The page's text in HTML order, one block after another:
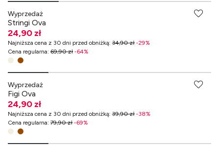
Wyprzedaż
Stringi Ova
24,90 zł
Najniższa cena z 30 dni przed obniżką: 34,90 zł -29%
Cena regularna: 69,90 zł -64%
-70% przy zakupach za min. 349 zł
Wyprzedaż
Figi Ova
24,90 zł
Najniższa cena z 30 dni przed obniżką: 39,90 zł -38%
Cena regularna: 79,90 zł -69%
-70% przy zakupach za min. 349 zł